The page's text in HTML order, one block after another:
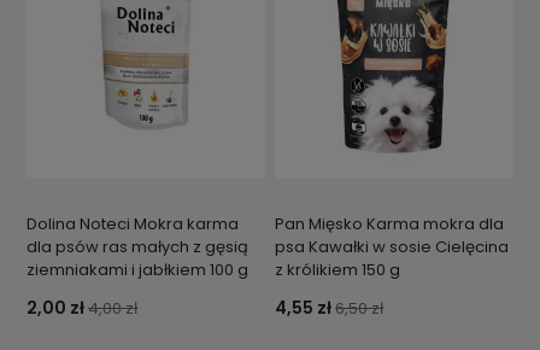
Dolina Noteci Mokra karma
dla psów ras małych z gęsią
ziemniakami i jabłkiem 100 g
2,00 zł4,00 zł
Pan Mięsko Karma mokra dla
psa Kawałki w sosie Cielęcina
z królikiem 150 g
4,55 zł6,50 zł